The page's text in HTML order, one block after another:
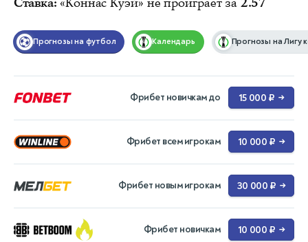
Прогнозы на футбол Календарь Прогнозы на Лигу
Фрибет новичкам до 15 000 ₽ →
Фрибет всем игрокам 10 000 ₽ →
Фрибет новым игрокам 30 000 ₽ →
Фрибет новичкам 10 000 ₽ →